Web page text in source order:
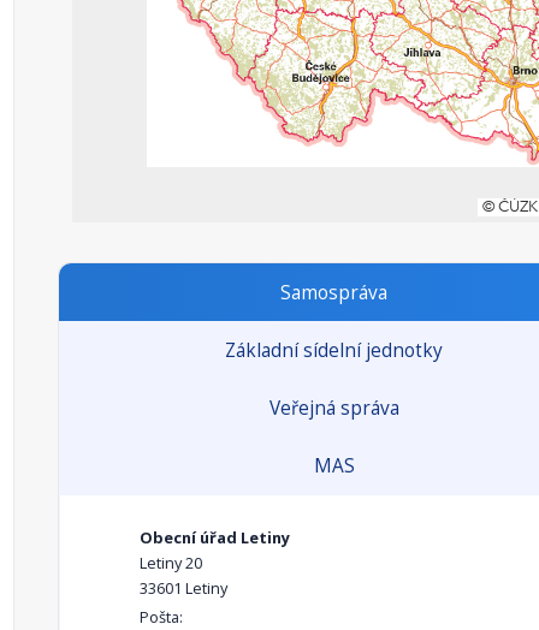
Samospráva
Základní sídelní jednotky
Veřejná správa
MAS
Obecní úřad Letiny
Letiny 20
33601 Letiny
Pošta: